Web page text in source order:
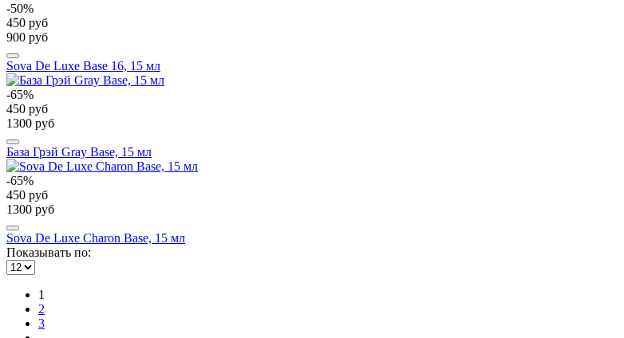
-50%
450 руб
900 руб
Sova De Luxe Base 16, 15 мл
-65%
450 руб
1300 руб
База Грэй Gray Base, 15 мл
-65%
450 руб
1300 руб
Sova De Luxe Charon Base, 15 мл
Показывать по:
1
2
3